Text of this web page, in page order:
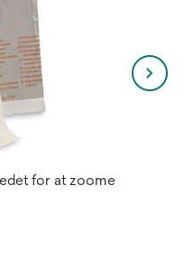
for at zoome